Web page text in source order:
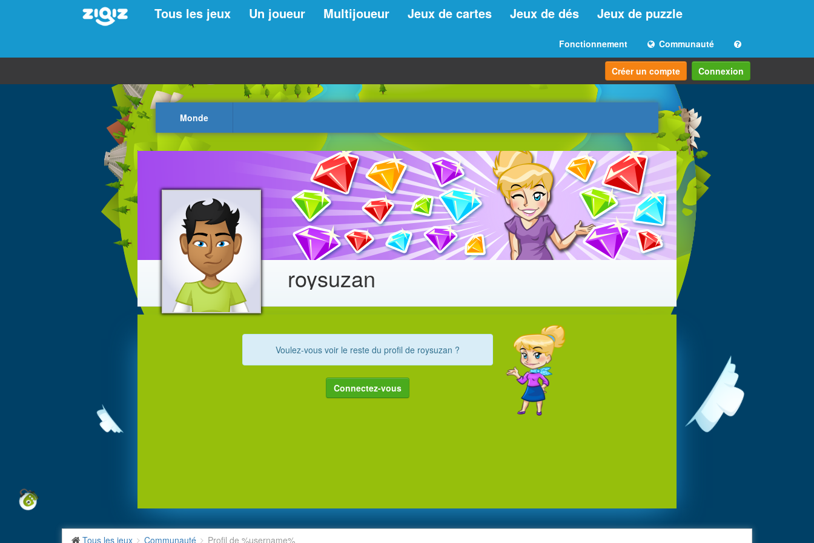
Tous les jeux Un joueur Multijoueur Jeux de cartes Jeux de dés Jeux de puzzle
Fonctionnement Communauté
Créer un compte Connexion
Monde
roysuzan
Voulez-vous voir le reste du profil de roysuzan ?
Connectez-vous
Tous les jeux Communauté Profil de %username%